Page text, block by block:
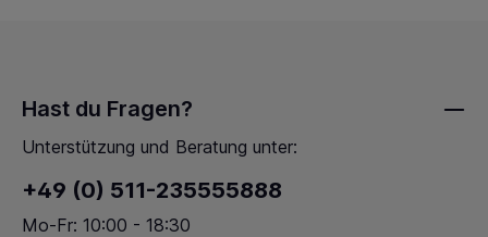
Hast du Fragen?
Unterstützung und Beratung unter:
+49 (0) 511-235555888
Mo-Fr: 10:00 - 18:30